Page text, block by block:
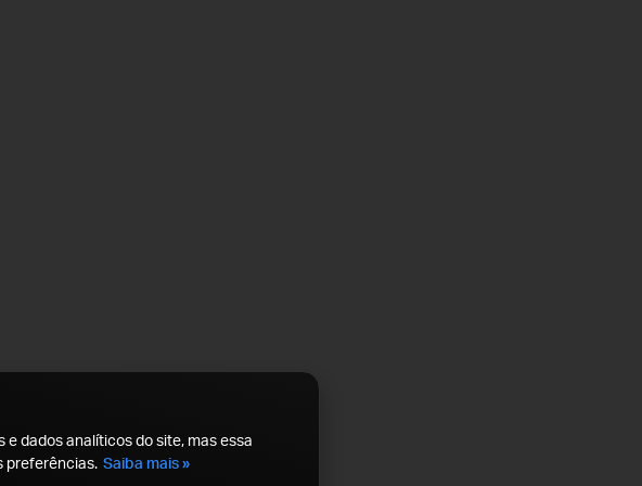
dados analíticos do site, mas essa
preferências. Saiba mais »